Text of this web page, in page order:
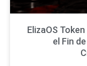
ElizaOS
el Fin